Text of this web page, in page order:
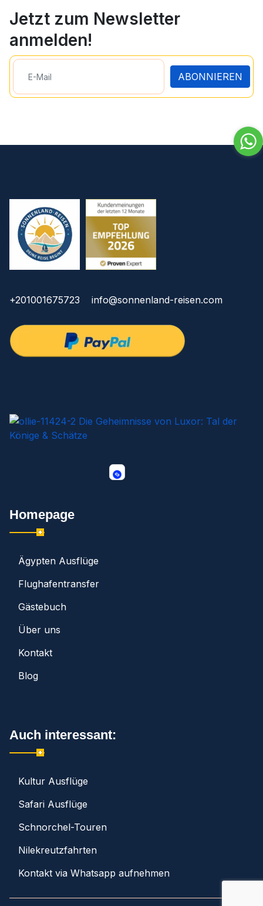
Jetzt zum Newsletter
anmelden!
ABONNIEREN
+201001675723 info@sonnenland-reisen.com
Homepage
Ägypten Ausflüge
Flughafentransfer
Gästebuch
Über uns
Kontakt
Blog
Auch interessant:
Kultur Ausflüge
Safari Ausflüge
Schnorchel-Touren
Nilekreutzfahrten
Kontakt via Whatsapp aufnehmen